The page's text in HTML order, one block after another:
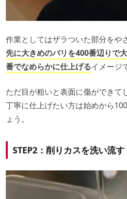
作業としてはザラついた部分をや
先に大きめのバリを400番辺りで
番でなめらかに仕上げるイメージ
ただ目が粗いと表面に傷ができて
丁寧に仕上げたい方は始めから
ょう。
STEP2：削りカスを洗い流す